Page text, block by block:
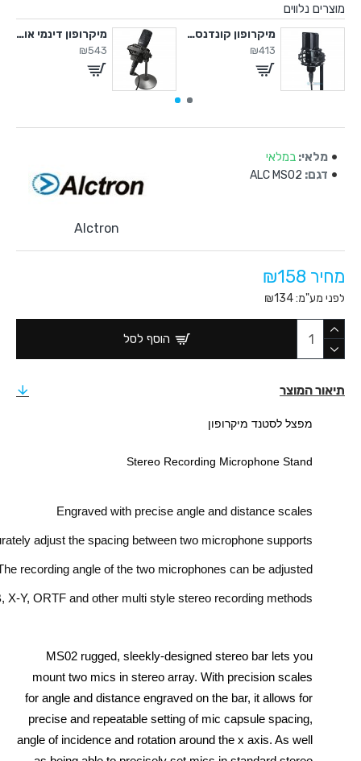
מוצרים נלווים
מיקרופון קונדנסר אולפני
₪413
מיקרופון דינמי אולפני
₪543
מלאי: במלאי
דגם: ALC MS02
Alctron
מחיר ₪158
לפני מע"מ: ₪134
הוסף לסל
תיאור המוצר
מפצל לסטנד מיקרופון
Stereo Recording Microphone Stand
Engraved with precise angle and distance scales
adjust the spacing between two microphone supports
recording angle of the two microphones can be adjusted
X-Y, ORTF and other multi style stereo recording methods
MS02 rugged, sleekly-designed stereo bar lets you
mount two mics in stereo array. With precision scales
for angle and distance engraved on the bar, it allows for
precise and repeatable setting of mic capsule spacing,
angle of incidence and rotation around the x axis. As well